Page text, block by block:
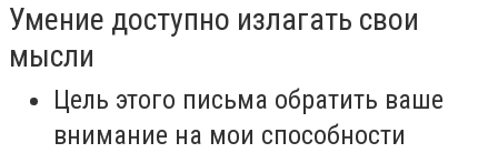
Умение доступно излагать свои
мысли
Цель этого письма обратить ваше
внимание на мои способности